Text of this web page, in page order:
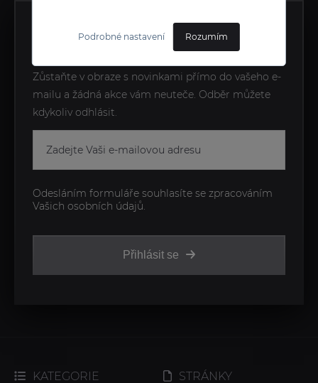
Podrobné nastavení Rozumím
ZÍSKEJTE EXKLUZIVNÍ
NOVINKY JAKO PRVNÍ
Zůstaňte v obraze s novinkami přímo do vašeho e-
mailu a žádná akce vám neuteče. Odběr můžete
kdykoliv odhlásit.
Přihlásit se
Odesláním formuláře souhlasíte se zpracováním
Vašich osobních údajů.
KATEGORIE STRÁNKY